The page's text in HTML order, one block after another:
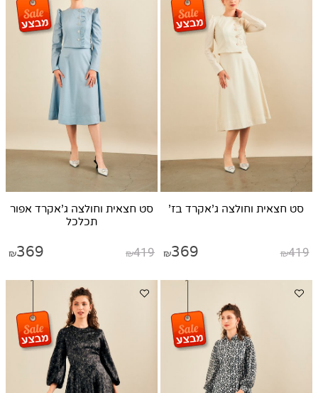
סט חצאית וחולצה ג'אקרד בז'
₪419
₪369
סט חצאית וחולצה ג'אקרד אפור
תכלכל
₪419
₪369